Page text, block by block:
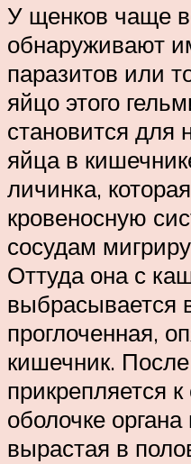
У щенков чаще
обнаруживают
паразитов или
яйцо этого
становится для
яйца в
личинка,
кровеносную
сосудам
Оттуда она с
выбрасывается
проглоченная,
кишечник. После
прикрепляется
оболочке
вырастая в